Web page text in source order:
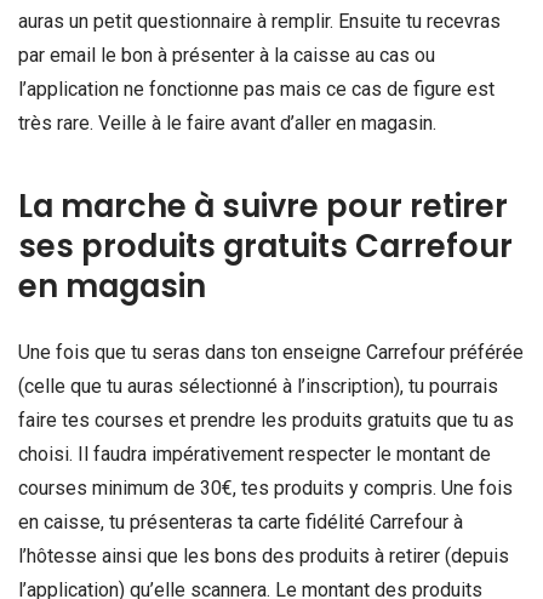
auras un petit questionnaire à remplir. Ensuite tu recevras
par email le bon à présenter à la caisse au cas ou
l’application ne fonctionne pas mais ce cas de figure est
très rare. Veille à le faire avant d’aller en magasin.
La marche à suivre pour retirer
ses produits gratuits Carrefour
en magasin
Une fois que tu seras dans ton enseigne Carrefour préférée
(celle que tu auras sélectionné à l’inscription), tu pourrais
faire tes courses et prendre les produits gratuits que tu as
choisi. Il faudra impérativement respecter le montant de
courses minimum de 30€, tes produits y compris. Une fois
en caisse, tu présenteras ta carte fidélité Carrefour à
l’hôtesse ainsi que les bons des produits à retirer (depuis
l’application) qu’elle scannera. Le montant des produits